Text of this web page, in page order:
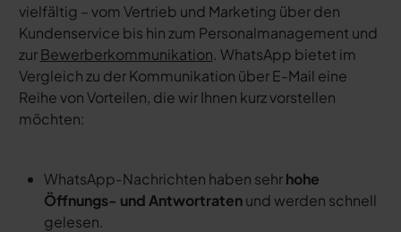
vielfältig – vom Vertrieb und Marketing über den
Kundenservice bis hin zum Personalmanagement und
zurBewerberkommunikation. WhatsApp bietet im
Vergleich zu der Kommunikation über E-Mail eine
Reihe von Vorteilen, die wir Ihnen kurz vorstellen
möchten:
WhatsApp-Nachrichten haben sehrhohe
Öffnungs- und Antwortratenund werden schnell
gelesen.